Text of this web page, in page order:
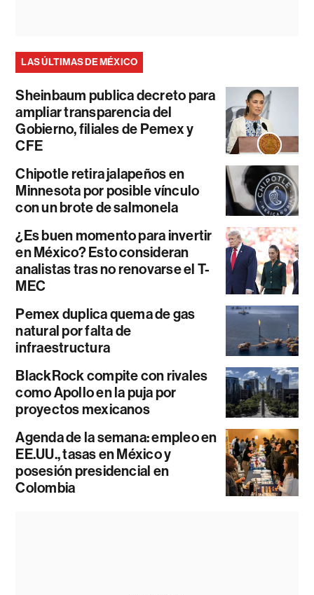
LAS ÚLTIMAS DE MÉXICO
Sheinbaum publica decreto para
ampliar transparencia del
Gobierno, filiales de Pemex y
CFE
Chipotle retira jalapeños en
Minnesota por posible vínculo
con un brote de salmonela
¿Es buen momento para invertir
en México? Esto consideran
analistas tras no renovarse el T-
MEC
Pemex duplica quema de gas
natural por falta de
infraestructura
BlackRock compite con rivales
como Apollo en la puja por
proyectos mexicanos
Agenda de la semana: empleo en
EE.UU., tasas en México y
posesión presidencial en
Colombia